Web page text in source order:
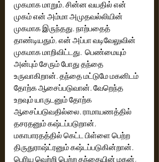
முகமாக மாறும். சின்ன வயதில் என்
முகம் என் அம்மா அமுதவல்லியின்
முகமாக இருந்தது. நாற்பதைத்
தாண்டியதும், என் அப்பா வடிவேலுவின்
முகமாக மாறிவிட்டது.  பெண்மையும்
அன்பும் சேரும் போது தந்தை
உருவாகிறான். தந்தை மட்டுமே மகனிடம்
தோற்க ஆசைப்படுவான். வேறெந்த
உறவும் யாருடனும் தோற்க
ஆசைப்படுவதில்லை. ராமாயணத்தில்
தசரதனும் கஷ்டப்படுறான்,
மகாபாரதத்தில் கெட்ட பிள்ளை பெற்ற
திருதுராஷ்ட்ரனும் கஷ்டப்படுகின்றான்.
பெரிய வெற்றி பெற்ற தந்தையின் மகன்,